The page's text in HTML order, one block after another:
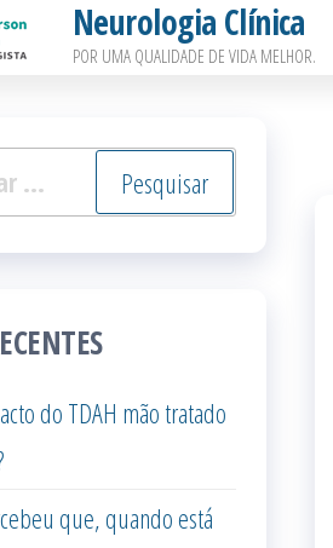
Neurologia Clínica
POR UMA QUALIDADE DE VIDA MELHOR.
do TDAH mão tratado
que, quando está